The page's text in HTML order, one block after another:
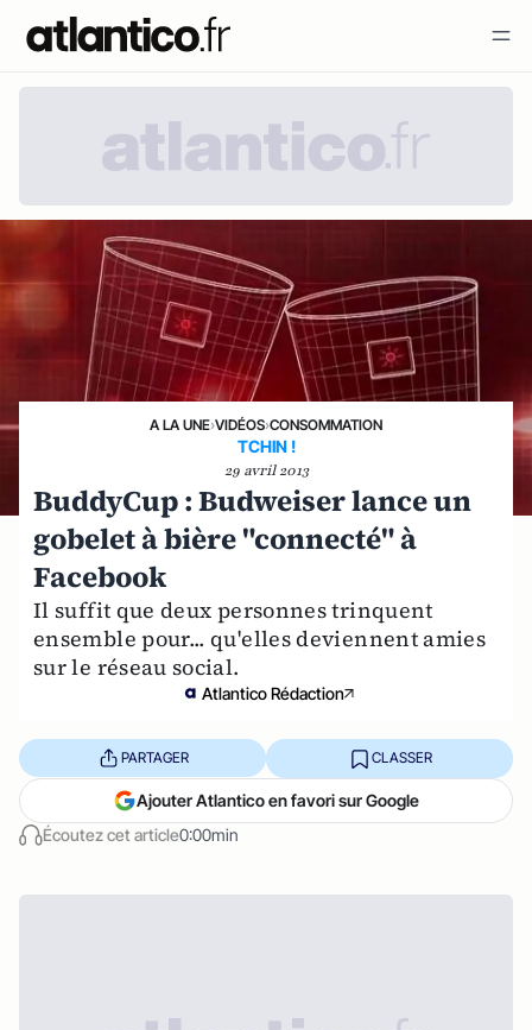
A LA UNE›VIDÉOS›CONSOMMATION
TCHIN !
29 avril 2013
BuddyCup : Budweiser lance un
gobelet à bière "connecté" à
Facebook
Il suffit que deux personnes trinquent
ensemble pour... qu'elles deviennent amies
sur le réseau social.
Atlantico Rédaction
Écoutez cet article0:00min
PARTAGER CLASSER
Ajouter Atlantico en favori sur Google